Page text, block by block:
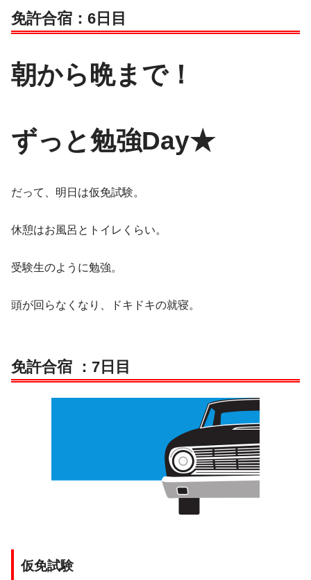
免許合宿：6日目
朝から晩まで！
ずっと勉強Day★
だって、明日は仮免試験。
休憩はお風呂とトイレくらい。
受験生のように勉強。
頭が回らなくなり、ドキドキの就寝。
免許合宿 ：7日目
仮免試験